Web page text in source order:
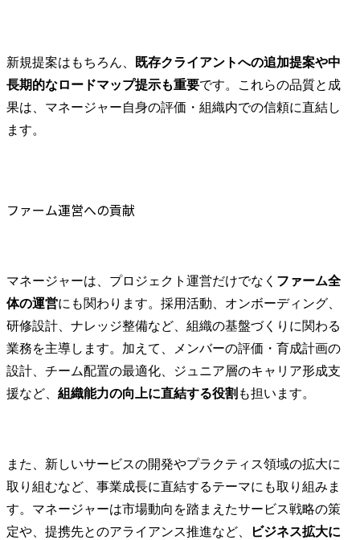
新規提案はもちろん、
既存クライアントへの追加提案や中
長期的なロードマップ提示も重要です。これらの品質と成
果は、マネージャー自身の評価・組織内での信頼に直結し
ます。
ファーム運営への貢献
マネージャーは、プロジェクト運営だけでなく ファーム全
体の運営にも関わります。採用活動、オンボーディング、
研修設計、ナレッジ整備など、組織の基盤づくりに関わる
業務を主導します。加えて、メンバーの評価・育成計画の
設計、チーム配置の最適化、ジュニア層のキャリア形成支
援など、 組織能力の向上に直結する役割 も担います。
また、新しいサービスの開発やプラクティス領域の拡大に
取り組むなど、事業成長に直結するテーマにも取り組みま
す。マネージャーは市場動向を踏まえたサービス戦略の策
定や、提携先とのアライアンス推進など、
ビジネス拡大に